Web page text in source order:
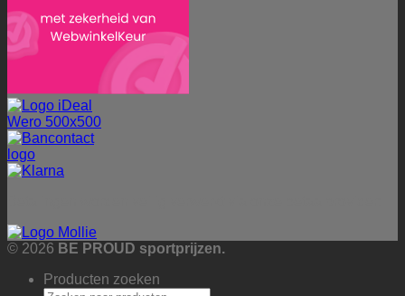
© 2026 BE PROUD sportprijzen.
Producten zoeken